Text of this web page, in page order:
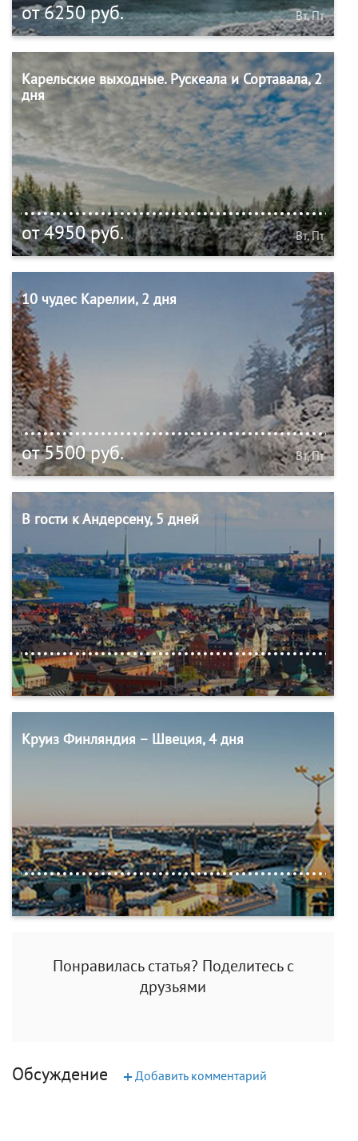
от 6250 руб. Вт, Пт
Карельские выходные. Рускеала и Сортавала, 2
дня
от 4950 руб. Вт, Пт
10 чудес Карелии, 2 дня
от 5500 руб. Вт, Пт
В гости к Андерсену, 5 дней
Круиз Финляндия – Швеция, 4 дня
Понравилась статья? Поделитесь с
друзьями
Обсуждение +Добавить комментарий